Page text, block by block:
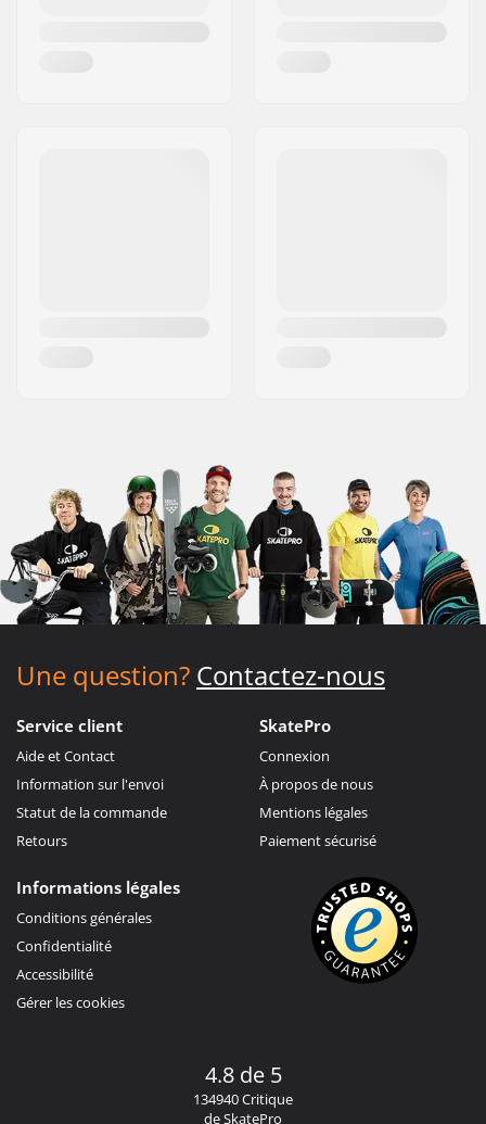
Une question? Contactez-nous
Service client
Aide et Contact
Information sur l'envoi
Statut de la commande
Retours
SkatePro
Connexion
À propos de nous
Mentions légales
Paiement sécurisé
Informations légales
Conditions générales
Confidentialité
Accessibilité
Gérer les cookies
4.8 de 5
134940 Critique
de SkatePro